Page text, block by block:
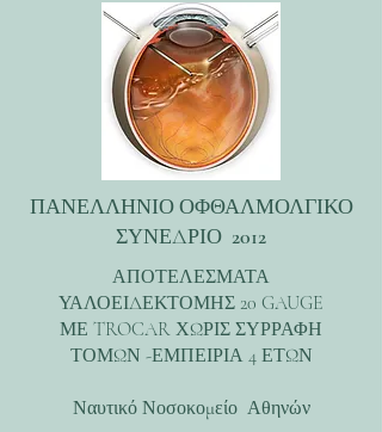
ΑΠΟΤΕΛΕΣΜΑΤΑ
ΥΑΛΟΕΙΔΕΚΤΟΜΗΣ 20 GAUGE
ΜΕ TROCAR ΧΩΡΙΣ ΣΥΡΡΑΦΗ
ΤΟΜΩΝ -ΕΜΠΕΙΡΙΑ 4 ΕΤΩΝ
Ναυτικό Νοσοκομείο Αθηνών
ΠΑΝΕΛΛΗΝΙΟ ΟΦΘΑΛΜΟΛΓΙΚΟ
ΣΥΝΕΔΡΙΟ 2012